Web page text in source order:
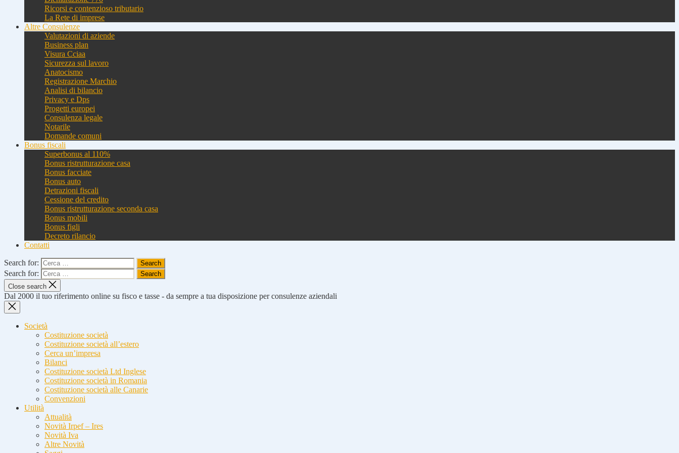
Ricorsi e contenzioso tributario
La Rete di imprese
Altre Consulenze
Valutazioni di aziende
Business plan
Visura Cciaa
Sicurezza sul lavoro
Anatocismo
Registrazione Marchio
Analisi di bilancio
Privacy e Dps
Progetti europei
Consulenza legale
Notarile
Domande comuni
Bonus fiscali
Superbonus al 110%
Bonus ristrutturazione casa
Bonus facciate
Bonus auto
Detrazioni fiscali
Cessione del credito
Bonus ristrutturazione seconda casa
Bonus mobili
Bonus figli
Decreto rilancio
Contatti
Search for:
Search for:
Close search
Dal 2000 il tuo riferimento online su fisco e tasse - da sempre a tua disposizione per consulenze aziendali
Società
Costituzione società
Costituzione società all’estero
Cerca un’impresa
Bilanci
Costituzione società Ltd Inglese
Costituzione società in Romania
Costituzione società alle Canarie
Convenzioni
Utilità
Attualità
Novità Irpef – Ires
Novità Iva
Altre Novità